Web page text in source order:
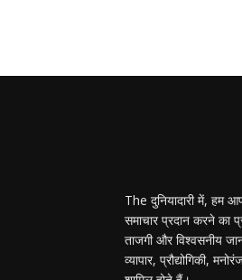
The दुनियादारी में, हम
समाचार प्रदान करने का
ताजगी और विश्वसनीय
व्यापार, प्रौद्योगिकी,